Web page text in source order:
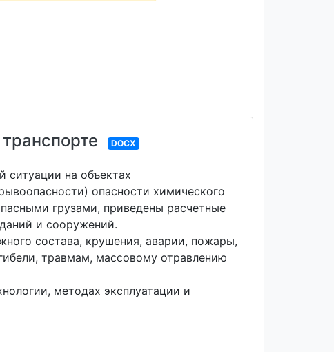
DOCX
ситуации на объектах
опасности химического
грузами, приведены расчетные
и сооружений.
состава, крушения, аварии, пожары,
травмам, массовому отравлению
методах эксплуатации и